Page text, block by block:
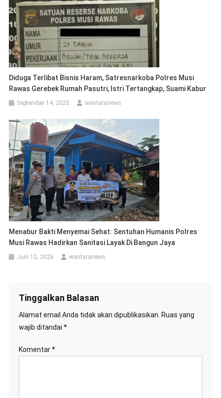
Diduga Terlibat Bisnis Haram, Satresnarkoba Polres Musi
Rawas Gerebek Rumah Pasutri, Istri Tertangkap, Suami Kabur
September 14, 2025 wantaranews
Menabur Bakti Menyemai Sehat: Sentuhan Humanis Polres
Musi Rawas Hadirkan Sanitasi Layak Di Bangun Jaya
Juni 12, 2026 wantaranews
Tinggalkan Balasan
Alamat email Anda tidak akan dipublikasikan. Ruas yang
wajib ditandai *
Komentar*